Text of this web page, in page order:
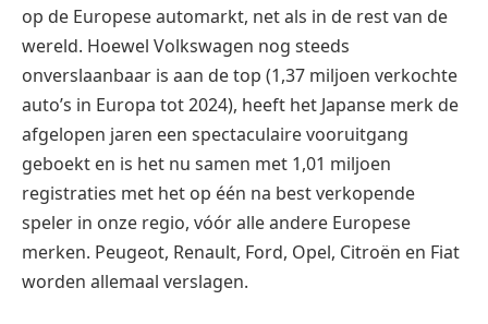
op de Europese automarkt, net als in de rest van de
wereld. Hoewel Volkswagen nog steeds
onverslaanbaar is aan de top (1,37 miljoen verkochte
auto’s in Europa tot 2024), heeft het Japanse merk de
afgelopen jaren een spectaculaire vooruitgang
geboekt en is het nu samen met 1,01 miljoen
registraties met het op één na best verkopende
speler in onze regio, vóór alle andere Europese
merken. Peugeot, Renault, Ford, Opel, Citroën en Fiat
worden allemaal verslagen.